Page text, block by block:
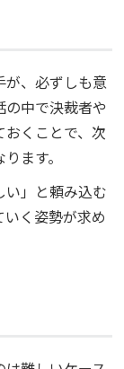
、必ずしも意
中で決裁者や
くことで、次
ます。
い」と頼み込む
く姿勢が求め